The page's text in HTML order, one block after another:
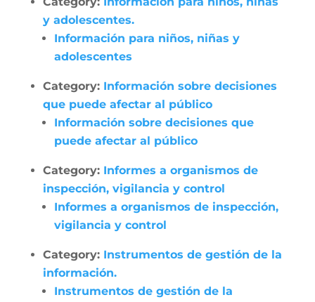
y adolescentes.
Información para niños, niñas y
adolescentes
Category: Información sobre decisiones
que puede afectar al público
Información sobre decisiones que
puede afectar al público
Category: Informes a organismos de
inspección, vigilancia y control
Informes a organismos de inspección,
vigilancia y control
Category: Instrumentos de gestión de la
información.
Instrumentos de gestión de la